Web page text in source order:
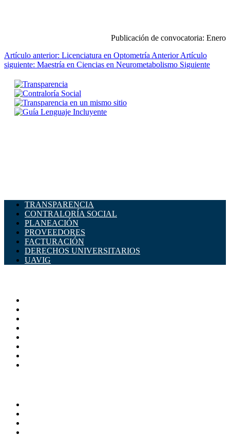
Publicación de convocatoria: Enero
Artículo anterior: Licenciatura en Optometría Anterior Artículo
siguiente: Maestría en Ciencias en Neurometabolismo Siguiente
TRANSPARENCIA
CONTRALORÍA SOCIAL
PLANEACIÓN
PROVEEDORES
FACTURACIÓN
DERECHOS UNIVERSITARIOS
UAVIG